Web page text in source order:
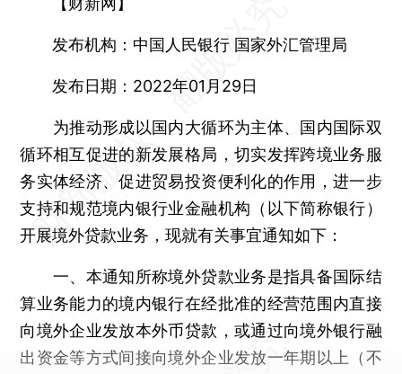
发布机构：中国人民银行 国家外汇管理局
发布日期：2022年01月29日
为推动形成以国内大循环为主体、国内国际双
循环相互促进的新发展格局，切实发挥跨境业务服
务实体经济、促进贸易投资便利化的作用，进一步
支持和规范境内银行业金融机构（以下简称银行）
开展境外贷款业务，现就有关事宜通知如下：
一、本通知所称境外贷款业务是指具备国际结
算业务能力的境内银行在经批准的经营范围内直接
向境外企业发放本外币贷款，或通过向境外银行融
出资金等方式间接向境外企业发放一年期以上（不